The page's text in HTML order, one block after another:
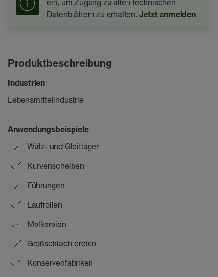
ein, um Zugang zu allen technischen
Datenblättern zu erhalten. Jetzt anmelden
Produktbeschreibung
Industrien
Lebensmittelindustrie
Anwendungsbeispiele
Wälz- und Gleitlager
Kurvenscheiben
Führungen
Laufrollen
Molkereien
Großschlachtereien
Konservenfabriken